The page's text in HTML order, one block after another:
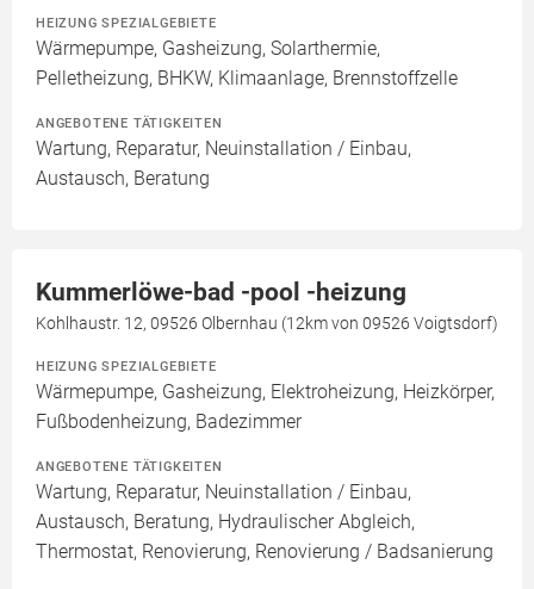
HEIZUNG SPEZIALGEBIETE
Wärmepumpe, Gasheizung, Solarthermie,
Pelletheizung, BHKW, Klimaanlage, Brennstoffzelle
ANGEBOTENE TÄTIGKEITEN
Wartung, Reparatur, Neuinstallation / Einbau,
Austausch, Beratung
Kummerlöwe-bad -pool -heizung
Kohlhaustr. 12, 09526 Olbernhau (12km von 09526 Voigtsdorf)
HEIZUNG SPEZIALGEBIETE
Wärmepumpe, Gasheizung, Elektroheizung, Heizkörper,
Fußbodenheizung, Badezimmer
ANGEBOTENE TÄTIGKEITEN
Wartung, Reparatur, Neuinstallation / Einbau,
Austausch, Beratung, Hydraulischer Abgleich,
Thermostat, Renovierung, Renovierung / Badsanierung